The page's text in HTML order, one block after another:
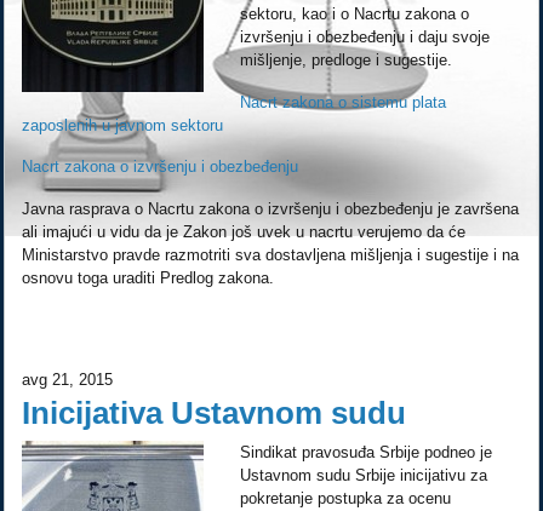
sektoru, kao i o Nacrtu zakona o
izvršenju i obezbeđenju i daju svoje
mišljenje, predloge i sugestije.
Nacrt zakona o sistemu plata
zaposlenih u javnom sektoru
Nacrt zakona o izvršenju i obezbeđenju
Javna rasprava o Nacrtu zakona o izvršenju i obezbeđenju je završena
ali imajući u vidu da je Zakon još uvek u nacrtu verujemo da će
Ministarstvo pravde razmotriti sva dostavljena mišljenja i sugestije i na
osnovu toga uraditi Predlog zakona.
avg 21, 2015
Inicijativa Ustavnom sudu
Sindikat pravosuđa Srbije podneo je
Ustavnom sudu Srbije inicijativu za
pokretanje postupka za ocenu